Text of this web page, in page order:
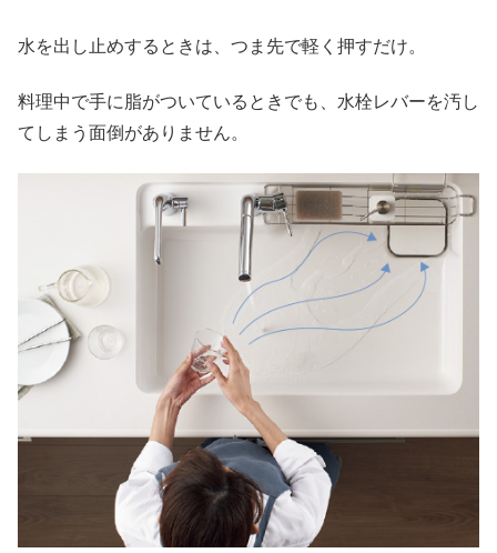
水を出し止めするときは、つま先で軽く押すだけ。
料理中で手に脂がついているときでも、水栓レバーを汚し
てしまう面倒がありません。